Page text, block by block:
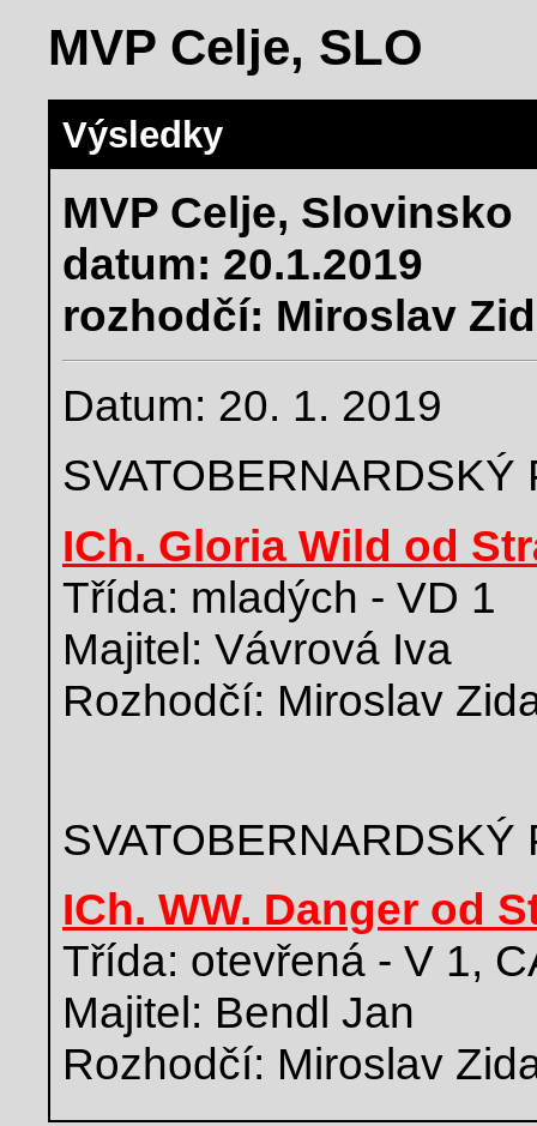
MVP Celje, SLO
Výsledky
MVP Celje, Slovinsko
datum: 20.1.2019
rozhodčí: Miroslav
Datum: 20. 1. 2019
ICh. Gloria Wild od
Třída: mladých - VD 1
Majitel: Vávrová Iva
Rozhodčí: Miroslav
ICh. WW. Danger od
Třída: otevřená - V 1,
Majitel: Bendl Jan
Rozhodčí: Miroslav